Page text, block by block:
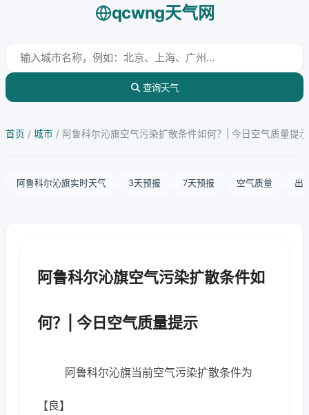
qcwng天气网
查询天气
首页 / 城市 / 阿鲁科尔沁旗空气污染扩散条件如何？| 今日空气质量提示
阿鲁科尔沁旗实时天气 3天预报 7天预报 空气质量 出
阿鲁科尔沁旗空气污染扩散条件如
何？| 今日空气质量提示
阿鲁科尔沁旗当前空气污染扩散条件为
【良】